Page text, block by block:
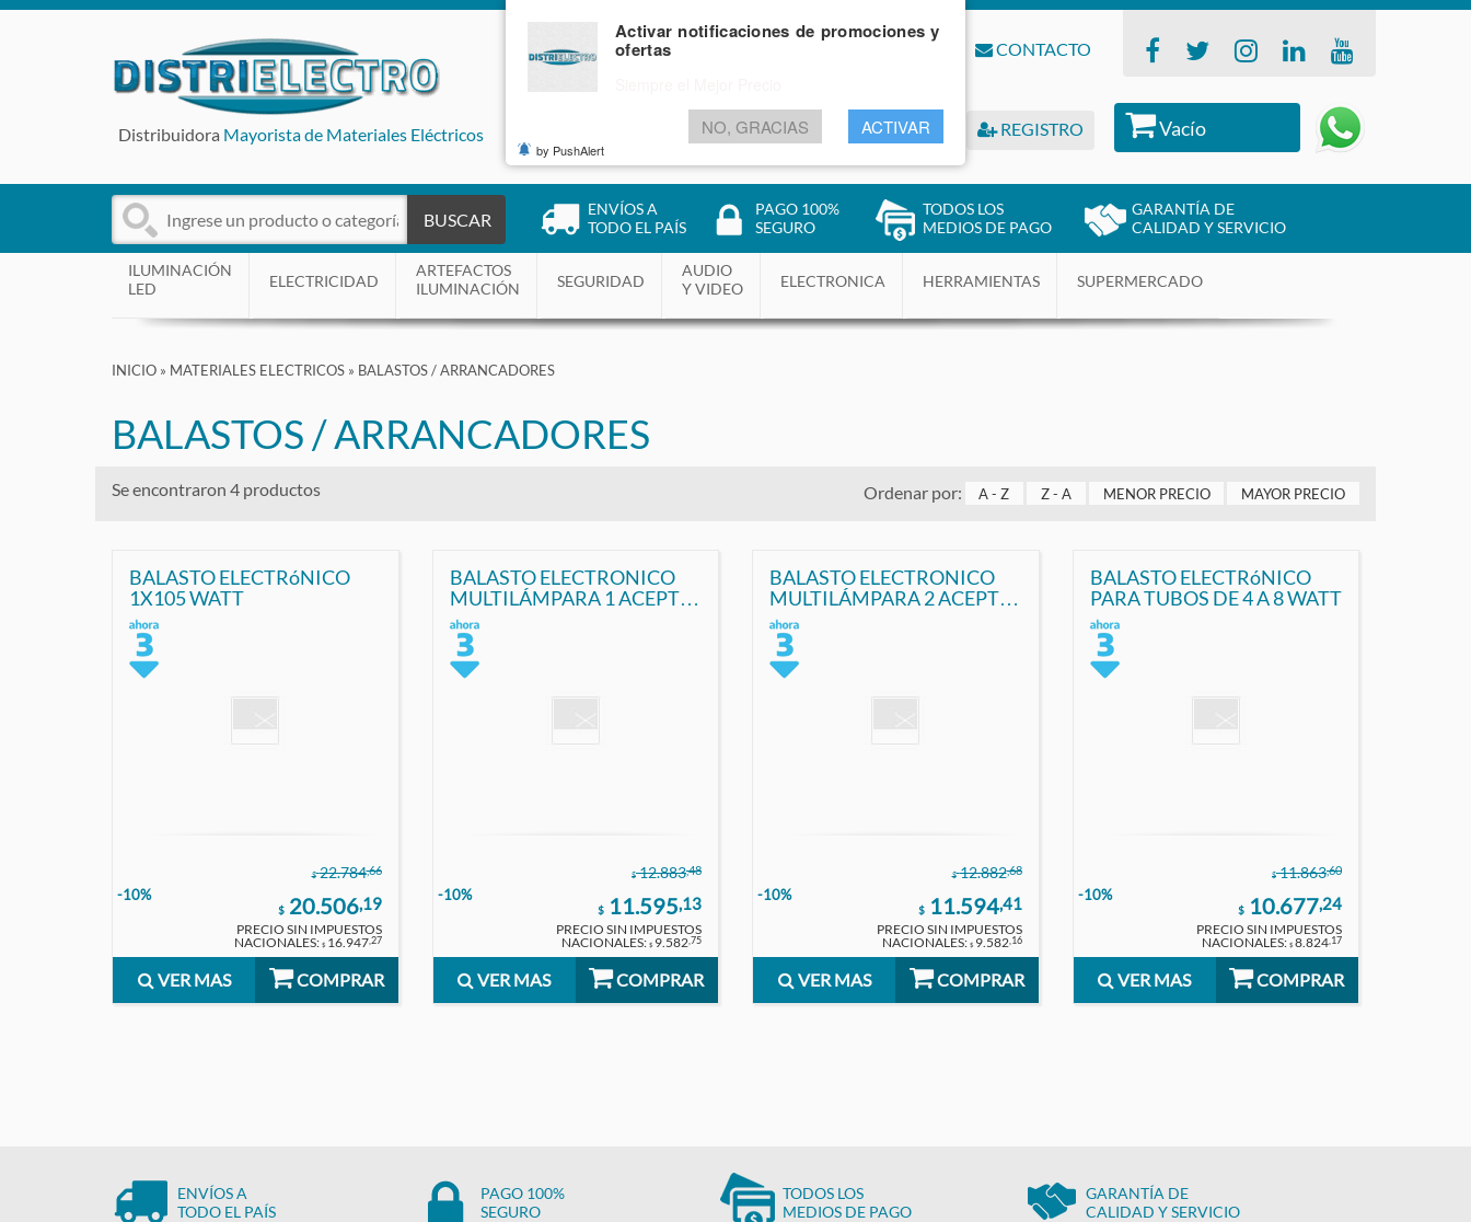
Distribuidora Mayorista de Materiales Eléctricos
BLOG CONTACTO
INGRESAR REGISTRO Vacío
BUSCAR
ENVÍOS A
TODO EL PAÍS
PAGO 100%
SEGURO
TODOS LOS
MEDIOS DE PAGO
GARANTÍA DE
CALIDAD Y SERVICIO
ILUMINACIÓN
LED
ELECTRICIDAD
ARTEFACTOS
ILUMINACIÓN
SEGURIDAD
AUDIO
Y VIDEO
ELECTRONICA HERRAMIENTAS SUPERMERCADO
INICIO » MATERIALES ELECTRICOS » BALASTOS / ARRANCADORES
BALASTOS / ARRANCADORES
Se encontraron 4 productos Ordenar por: A - Z Z - A MENOR PRECIO MAYOR PRECIO
BALASTO ELECTRóNICO
1X105 WATT
$ 22.784,66
-10%
$ 20.506,19
PRECIO SIN IMPUESTOS
NACIONALES: $ 16.947,27
VER MAS COMPRAR
BALASTO ELECTRONICO
MULTILÁMPARA 1 ACEPTA:
36W(T8) - 40W(T12)
-30W(T8) - 36W COMPACTA
$ 12.883,48
-10%
$ 11.595,13
PRECIO SIN IMPUESTOS
NACIONALES: $ 9.582,75
VER MAS COMPRAR
BALASTO ELECTRONICO
MULTILÁMPARA 2 ACEPTA:
14W(T5) - 15W(T8) -18W(T8)
- 20W(T12) -18W
COMPACTA -22W Y 32W
CIRCULAR -30W(T8)
$ 12.882,68
-10%
$ 11.594,41
PRECIO SIN IMPUESTOS
NACIONALES: $ 9.582,16
VER MAS COMPRAR
BALASTO ELECTRóNICO
PARA TUBOS DE 4 A 8 WATT
$ 11.863,60
-10%
$ 10.677,24
PRECIO SIN IMPUESTOS
NACIONALES: $ 8.824,17
VER MAS COMPRAR
ENVÍOS A
TODO EL PAÍS
PAGO 100%
SEGURO
TODOS LOS
MEDIOS DE PAGO
GARANTÍA DE
CALIDAD Y SERVICIO
Activar notificaciones de promociones y
ofertas
NO, GRACIAS ACTIVAR
by PushAlert